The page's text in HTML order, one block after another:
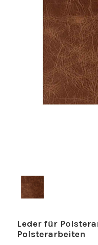
Leder für
Polsterarbeiten